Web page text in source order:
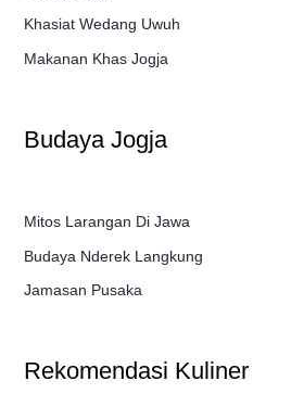
Khasiat Wedang Uwuh
Makanan Khas Jogja
Budaya Jogja
Mitos Larangan Di Jawa
Budaya Nderek Langkung
Jamasan Pusaka
Rekomendasi Kuliner